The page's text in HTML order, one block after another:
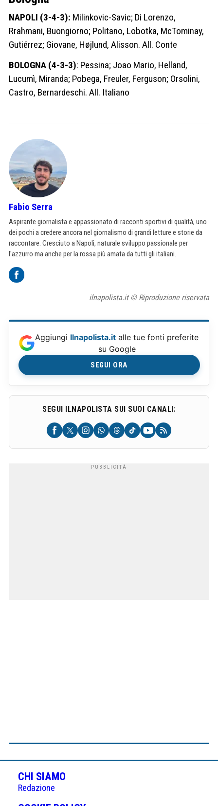
NAPOLI (3-4-3): Milinkovic-Savic; Di Lorenzo,
Rrahmani, Buongiorno; Politano, Lobotka, McTominay,
Gutiérrez; Giovane, Højlund, Alisson. All. Conte
BOLOGNA (4-3-3): Pessina; Joao Mario, Helland,
Lucumì, Miranda; Pobega, Freuler, Ferguson; Orsolini,
Castro, Bernardeschi. All. Italiano
Fabio Serra
Aspirante giornalista e appassionato di racconti sportivi di qualità, uno
dei pochi a credere ancora nel giornalismo di grandi letture e storie da
raccontare. Cresciuto a Napoli, naturale sviluppo passionale per
l'azzurro ma anche per la rossa più amata da tutti gli italiani.
ilnapolista.it © Riproduzione riservata
Aggiungi Ilnapolista.it alle tue fonti preferite
su Google
SEGUI ORA
SEGUI ILNAPOLISTA SUI SUOI CANALI:
CHI SIAMO
Redazione